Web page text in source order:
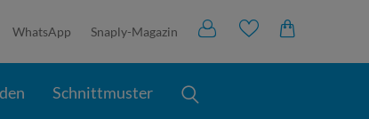
WhatsApp Snaply-Magazin
Schnittmuster